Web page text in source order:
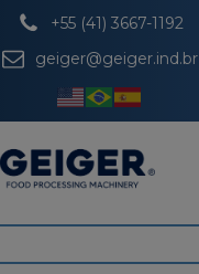
+55 (41) 3667-1192
geiger@geiger.ind.br